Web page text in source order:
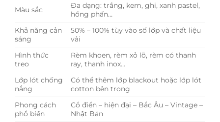
Màu sắc
Đa dạng: trắng, kem, ghi, xanh pastel,
hồng phấn…
Khả năng cản
sáng
50% – 100% tùy vào số lớp và chất liệu
vải
Hình thức
treo
Rèm khoen, rèm xỏ lỗ, rèm có thanh
ray, thanh inox…
Lớp lót chống
nắng
Có thể thêm lớp blackout hoặc lớp lót
cotton bên trong
Phong cách
phổ biến
Cổ điển – hiện đại – Bắc Âu – Vintage –
Nhật Bản